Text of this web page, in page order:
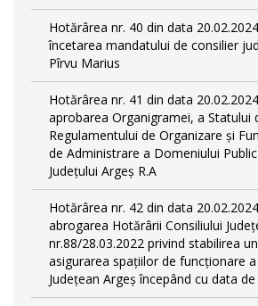
Hotărârea nr. 40 din data
încetarea mandatului de consilier
Pîrvu Marius
Hotărârea nr. 41 din data
aprobarea Organigramei, a Statului
Regulamentului de Organizare și
de Administrare a Domeniului
Județului Argeș R.A
Hotărârea nr. 42 din data
abrogarea Hotărârii Consiliului
nr.88/28.03.2022 privind stabilirea
asigurarea spațiilor de funcționare a
Județean Argeș începând cu data